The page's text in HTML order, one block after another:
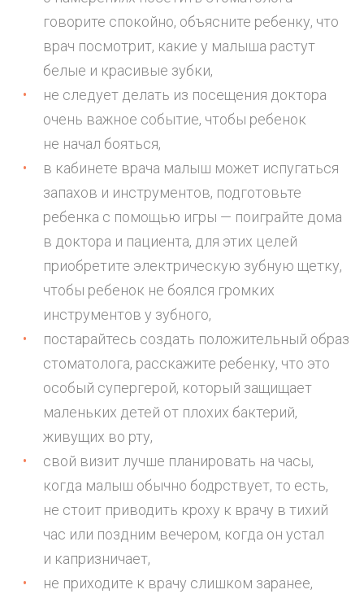
говорите спокойно, объясните ребенку, что
врач посмотрит, какие у малыша растут
белые и красивые зубки,
не следует делать из посещения доктора
очень важное событие, чтобы ребенок
не начал бояться,
в кабинете врача малыш может испугаться
запахов и инструментов, подготовьте
ребенка с помощью игры — поиграйте дома
в доктора и пациента, для этих целей
приобретите электрическую зубную щетку,
чтобы ребенок не боялся громких
инструментов у зубного,
постарайтесь создать положительный образ
стоматолога, расскажите ребенку, что это
особый супергерой, который защищает
маленьких детей от плохих бактерий,
живущих во рту,
свой визит лучше планировать на часы,
когда малыш обычно бодрствует, то есть,
не стоит приводить кроху к врачу в тихий
час или поздним вечером, когда он устал
и капризничает,
не приходите к врачу слишком заранее,